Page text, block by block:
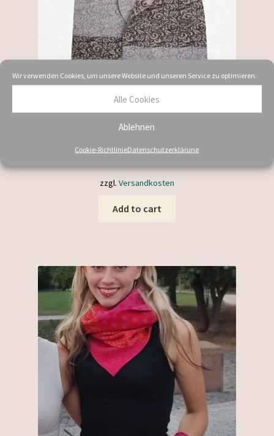
Wir verwenden Cookies, um unsere Website und unseren Service zu optimieren.
Alle Cookies
Ablehnen
Cookie-RichtlinieDatenschutzerklärung
zzgl. Versandkosten
Add to cart